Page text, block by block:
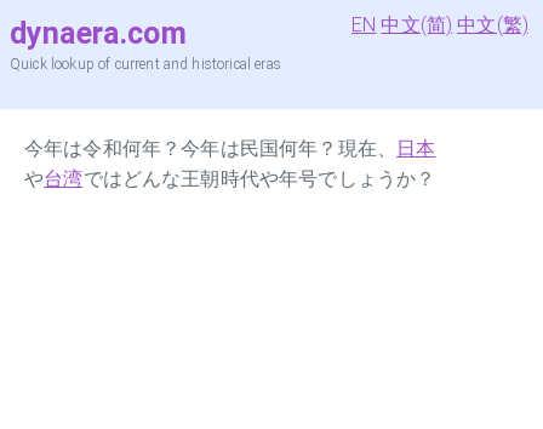
dynaera.com
Quick lookup of current and historical eras
EN 中文(简) 中文(繁)
今年は令和何年？今年は民国何年？現在、
日本
や台湾ではどんな王朝時代や年号でしょうか？